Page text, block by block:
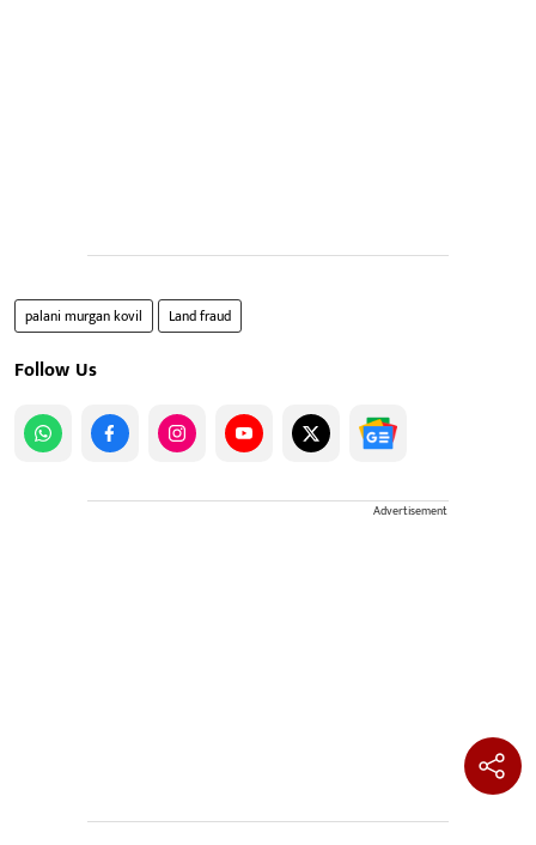
palani murgan kovil Land fraud
Follow Us
Advertisement